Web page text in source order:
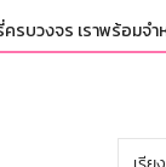
วงจร เราพร้อมจำ